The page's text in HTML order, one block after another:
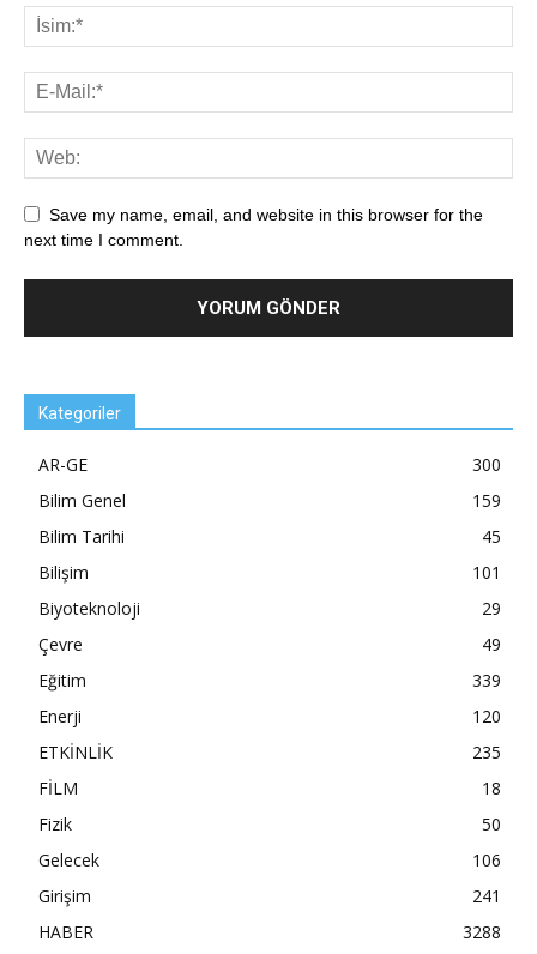
Save my name, email, and website in this browser for the
next time I comment.
Kategoriler
AR-GE
300
Bilim Genel
159
Bilim Tarihi
45
Bilişim
101
Biyoteknoloji
29
Çevre
49
Eğitim
339
Enerji
120
ETKİNLİK
235
FİLM
18
Fizik
50
Gelecek
106
Girişim
241
HABER
3288